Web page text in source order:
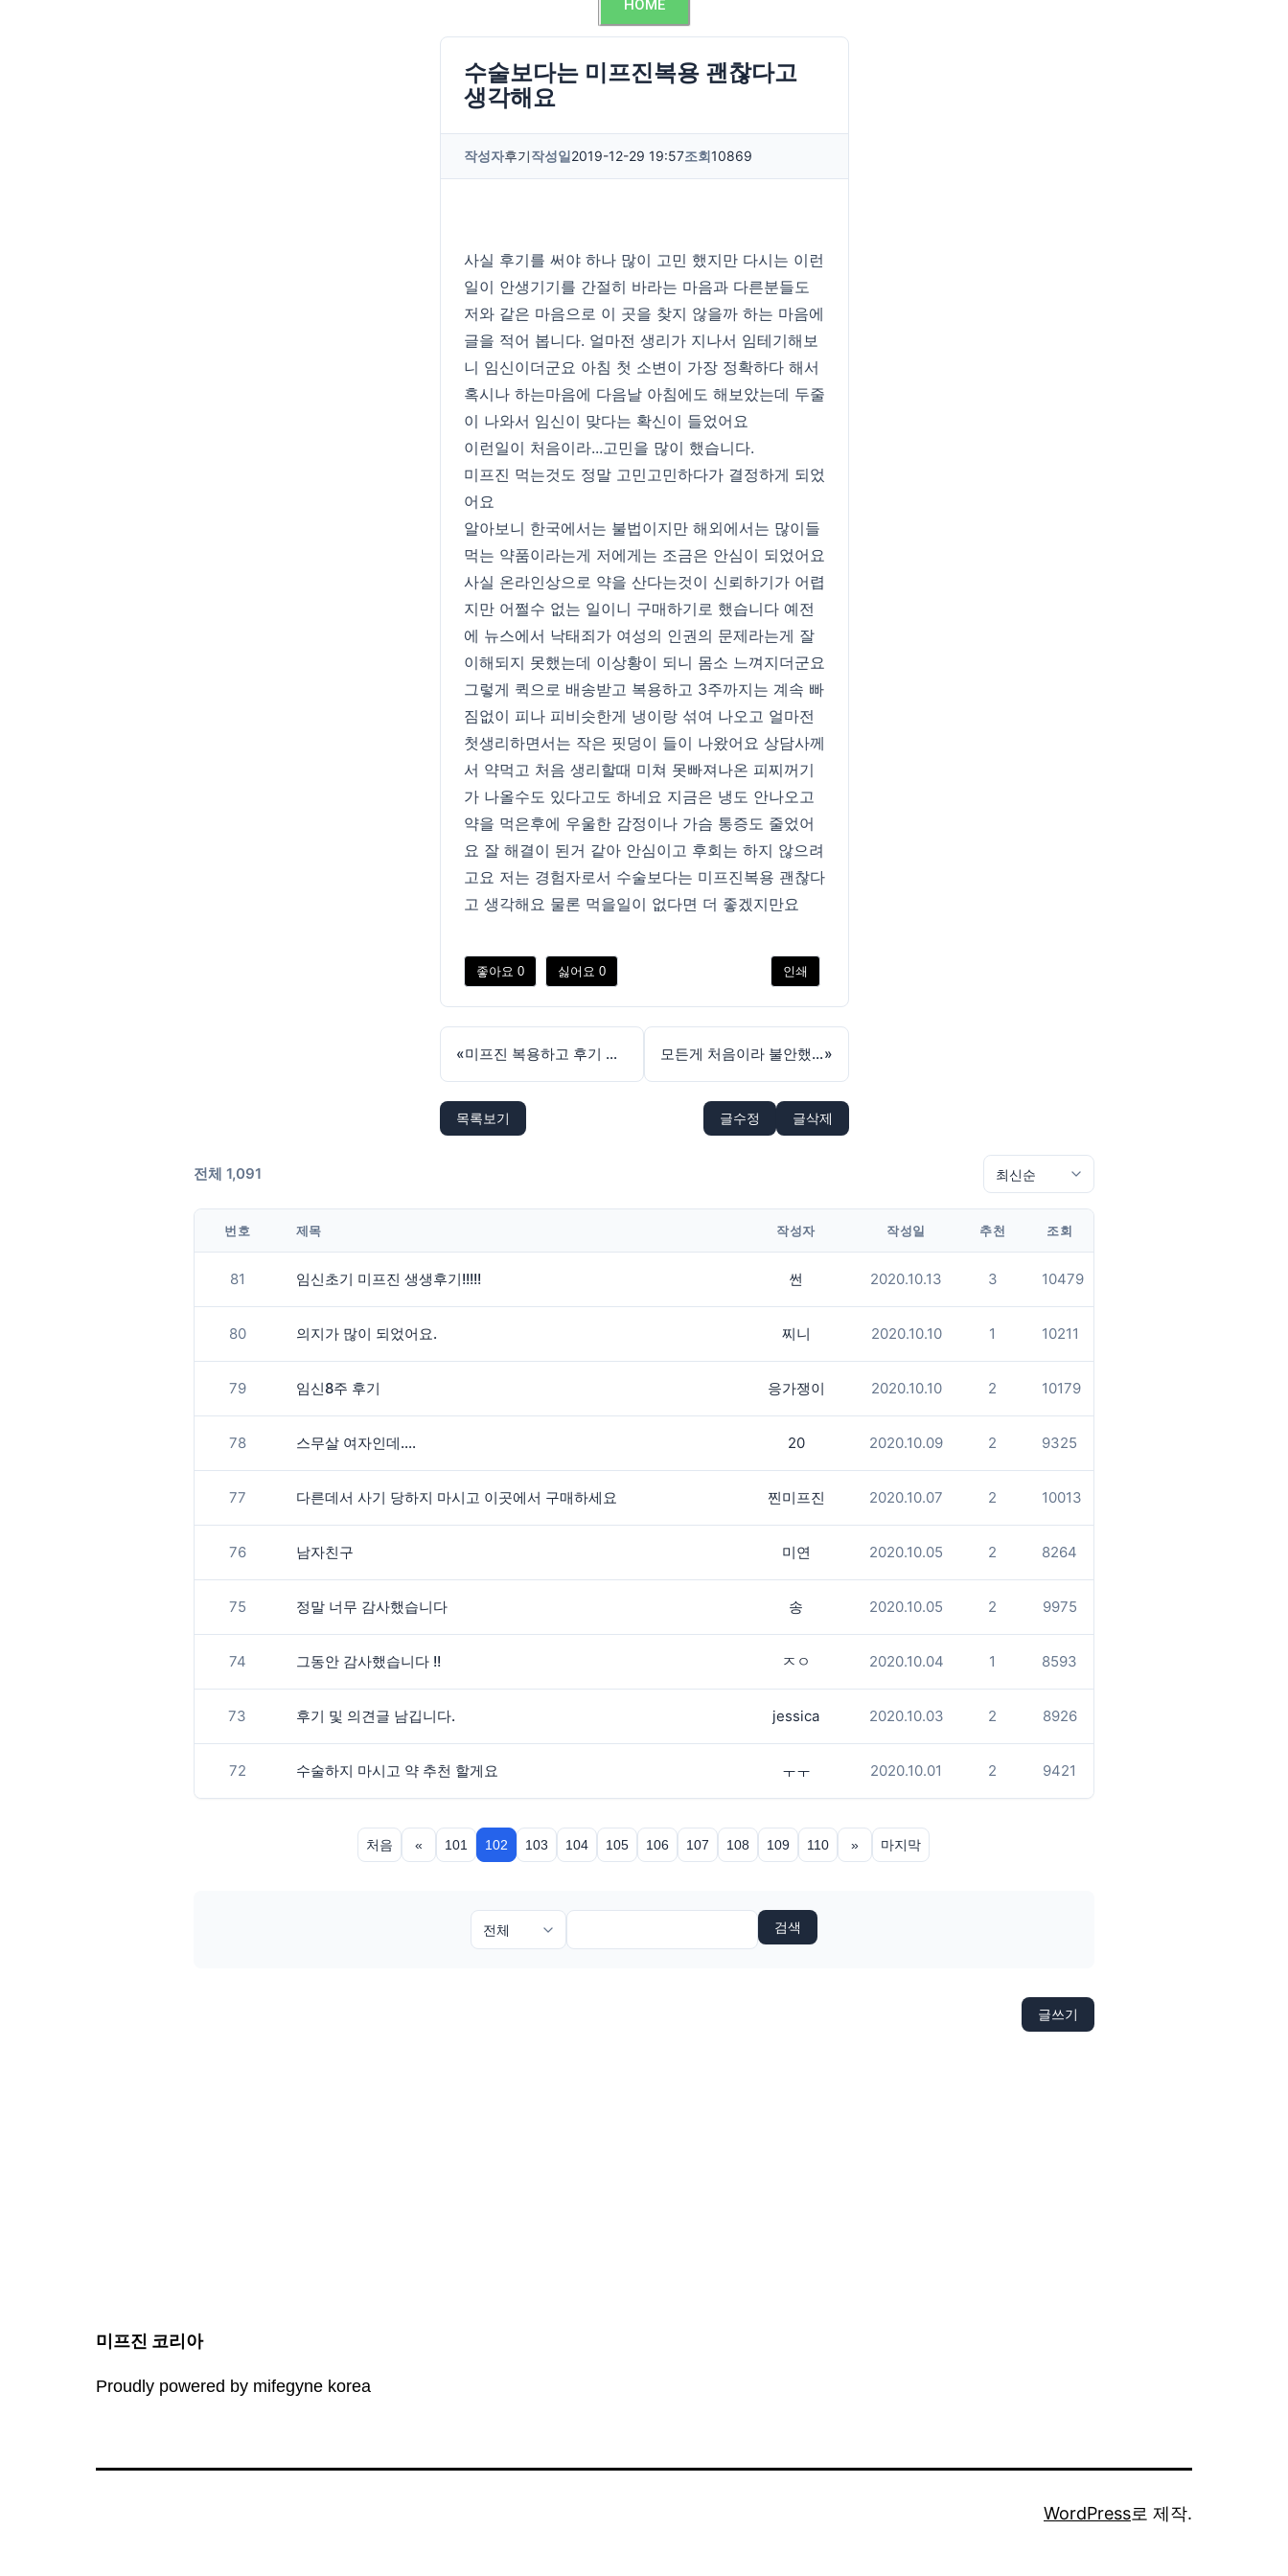
HOME
수술보다는 미프진복용 괜찮다고
생각해요
작성자후기작성일2019-12-29 19:57조회10869
사실 후기를 써야 하나 많이 고민 했지만 다시는 이런
일이 안생기기를 간절히 바라는 마음과 다른분들도
저와 같은 마음으로 이 곳을 찾지 않을까 하는 마음에
글을 적어 봅니다. 얼마전 생리가 지나서 임테기해보
니 임신이더군요 아침 첫 소변이 가장 정확하다 해서
혹시나 하는마음에 다음날 아침에도 해보았는데 두줄
이 나와서 임신이 맞다는 확신이 들었어요
이런일이 처음이라...고민을 많이 했습니다.
미프진 먹는것도 정말 고민고민하다가 결정하게 되었
어요
알아보니 한국에서는 불법이지만 해외에서는 많이들
먹는 약품이라는게 저에게는 조금은 안심이 되었어요
사실 온라인상으로 약을 산다는것이 신뢰하기가 어렵
지만 어쩔수 없는 일이니 구매하기로 했습니다 예전
에 뉴스에서 낙태죄가 여성의 인권의 문제라는게 잘
이해되지 못했는데 이상황이 되니 몸소 느껴지더군요
그렇게 퀵으로 배송받고 복용하고 3주까지는 계속 빠
짐없이 피나 피비슷한게 냉이랑 섞여 나오고 얼마전
첫생리하면서는 작은 핏덩이 들이 나왔어요 상담사께
서 약먹고 처음 생리할때 미쳐 못빠져나온 피찌꺼기
가 나올수도 있다고도 하네요 지금은 냉도 안나오고
약을 먹은후에 우울한 감정이나 가슴 통증도 줄었어
요 잘 해결이 된거 같아 안심이고 후회는 하지 않으려
고요 저는 경험자로서 수술보다는 미프진복용 괜찮다
고 생각해요 물론 먹을일이 없다면 더 좋겠지만요
좋아요 0 싫어요 0 인쇄
« 미프진 복용하고 후기 남깁니다. 모든게 처음이라 불안했는데 고맙습니다»
목록보기 글수정 글삭제
전체 1,091
번호 제목 작성자 작성일 추천 조회
81 임신초기 미프진 생생후기!!!!! 썬 2020.10.13 3 10479
80 의지가 많이 되었어요. 찌니 2020.10.10 1 10211
79 임신8주 후기 응가쟁이 2020.10.10 2 10179
78 스무살 여자인데.... 20 2020.10.09 2 9325
77 다른데서 사기 당하지 마시고 이곳에서 구매하세요 찐미프진 2020.10.07 2 10013
76 남자친구 미연 2020.10.05 2 8264
75 정말 너무 감사했습니다 송 2020.10.05 2 9975
74 그동안 감사했습니다 !! ㅈㅇ 2020.10.04 1 8593
73 후기 및 의견글 남깁니다. jessica 2020.10.03 2 8926
72 수술하지 마시고 약 추천 할게요 ㅜㅜ 2020.10.01 2 9421
처음 « 101 102 103 104 105 106 107 108 109 110 » 마지막
검색
글쓰기
미프진 코리아
Proudly powered by mifegyne korea
WordPress로 제작.